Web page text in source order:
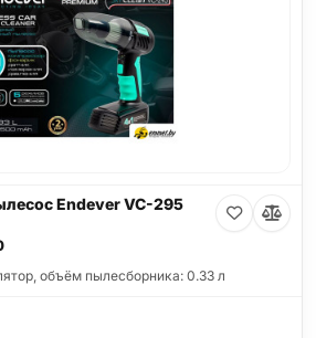
Endever VC-295
объём пылесборника: 0.33 л